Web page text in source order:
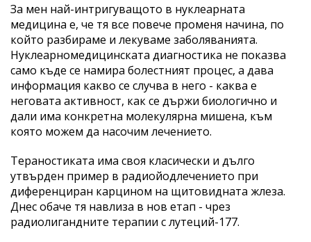
За мен най-интригуващото в нуклеарната
медицина е, че тя все повече променя начина, по
който разбираме и лекуваме заболяванията.
Нуклеарномедицинската диагностика не показва
само къде се намира болестният процес, а дава
информация какво се случва в него - каква е
неговата активност, как се държи биологично и
дали има конкретна молекулярна мишена, към
която можем да насочим лечението.
Тераностиката има своя класически и дълго
утвърден пример в радиойодлечението при
диференциран карцином на щитовидната жлеза.
Днес обаче тя навлиза в нов етап - чрез
радиолигандните терапии с лутеций-177.